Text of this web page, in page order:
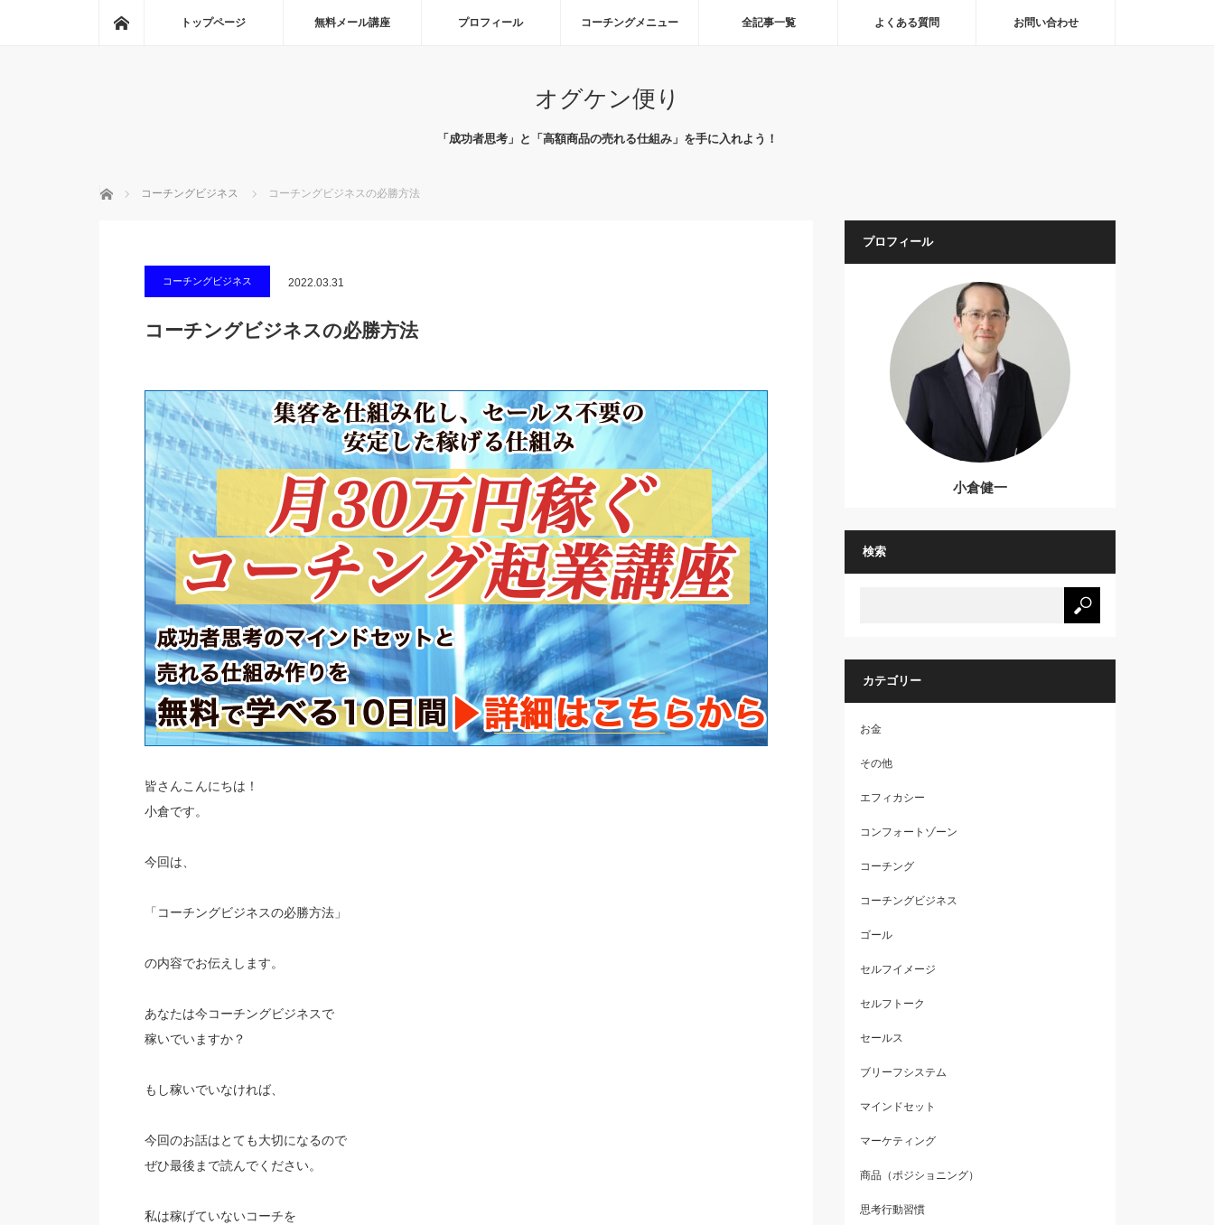
ホームトップページ 無料メール講座 プロフィール コーチングメニュー 全記事一覧 よくある質問 お問い合わせ
オグケン便り
「成功者思考」と「高額商品の売れる仕組み」を手に入れよう！
ホーム コーチングビジネス コーチングビジネスの必勝方法
コーチングビジネス 2022.03.31
コーチングビジネスの必勝方法
皆さんこんにちは！
小倉です。
今回は、
「コーチングビジネスの必勝方法」
の内容でお伝えします。
あなたは今コーチングビジネスで
稼いでいますか？
もし稼いでいなければ、
今回のお話はとても大切になるので
ぜひ最後まで読んでください。
私は稼げていないコーチを
プロフィール
小倉健一
検索
カテゴリー
お金
その他
エフィカシー
コンフォートゾーン
コーチング
コーチングビジネス
ゴール
セルフイメージ
セルフトーク
セールス
ブリーフシステム
マインドセット
マーケティング
商品（ポジショニング）
思考行動習慣